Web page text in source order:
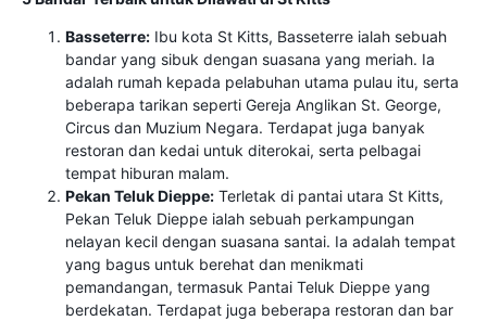
Basseterre: Ibu kota St Kitts, Basseterre ialah sebuah
bandar yang sibuk dengan suasana yang meriah. Ia
adalah rumah kepada pelabuhan utama pulau itu, serta
beberapa tarikan seperti Gereja Anglikan St. George,
Circus dan Muzium Negara. Terdapat juga banyak
restoran dan kedai untuk diterokai, serta pelbagai
tempat hiburan malam.
Pekan Teluk Dieppe: Terletak di pantai utara St Kitts,
Pekan Teluk Dieppe ialah sebuah perkampungan
nelayan kecil dengan suasana santai. Ia adalah tempat
yang bagus untuk berehat dan menikmati
pemandangan, termasuk Pantai Teluk Dieppe yang
berdekatan. Terdapat juga beberapa restoran dan bar